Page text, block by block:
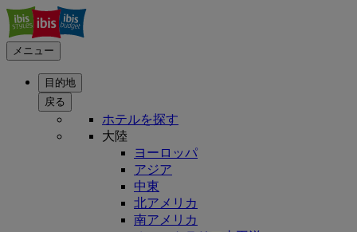
メニュー
目的地
戻る
ホテルを探す
大陸
ヨーロッパ
アジア
中東
北アメリカ
南アメリカ